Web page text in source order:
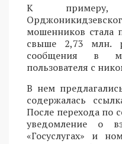
К примеру,
мошенников стала
свыше 2,73 млн.
сообщения в
пользователя с
В нем
содержалась
После перехода по
уведомление о
«Госуслугах» и